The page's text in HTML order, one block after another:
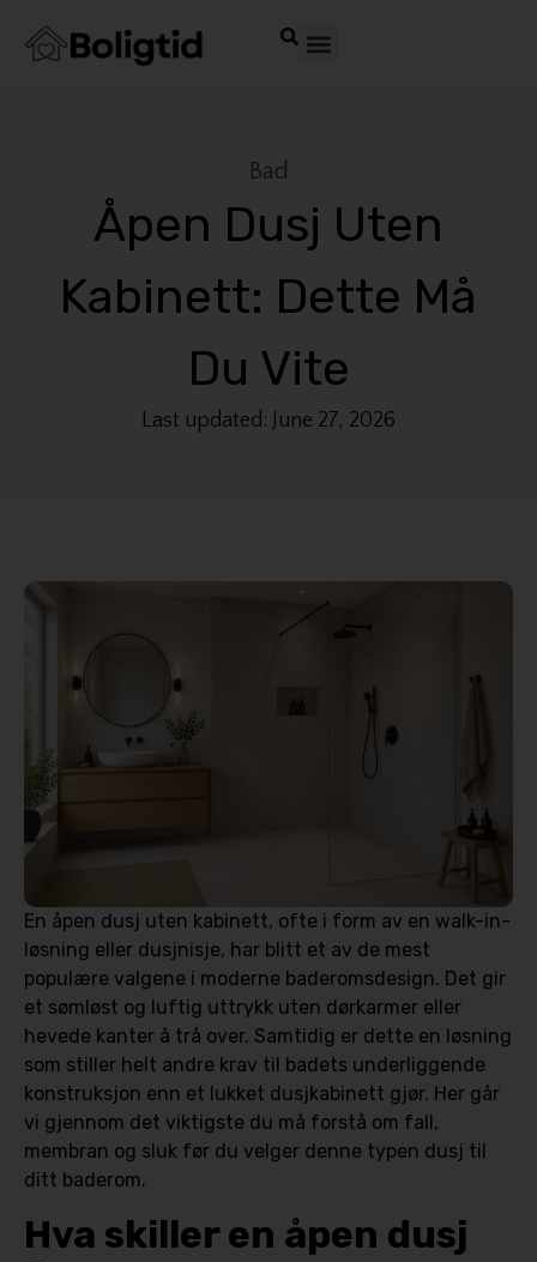
Bad
Åpen Dusj Uten
Kabinett: Dette Må
Du Vite
Last updated: June 27, 2026
En åpen dusj uten kabinett, ofte i form av en walk-in-
løsning eller dusjnisje, har blitt et av de mest
populære valgene i moderne baderomsdesign. Det gir
et sømløst og luftig uttrykk uten dørkarmer eller
hevede kanter å trå over. Samtidig er dette en løsning
som stiller helt andre krav til badets underliggende
konstruksjon enn et lukket dusjkabinett gjør. Her går
vi gjennom det viktigste du må forstå om fall,
membran og sluk før du velger denne typen dusj til
ditt baderom.
Hva skiller en åpen dusj